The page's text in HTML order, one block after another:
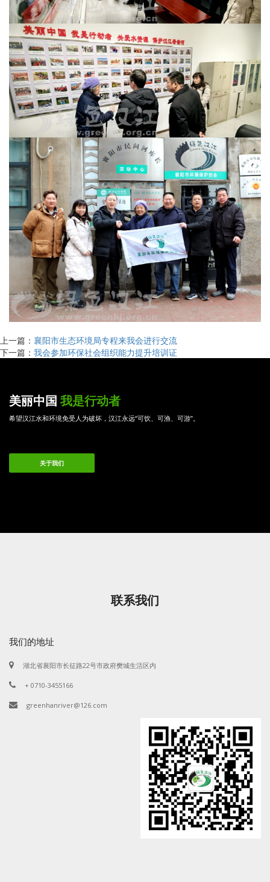
上一篇： 襄阳市生态环境局专程来我会进行交流
下一篇： 我会参加环保社会组织能力提升培训证
美丽中国 我是行动者
希望汉江水和环境免受人为破坏，汉江永远“可饮、可渔、可游”。
关于我们
联系我们
我们的地址
湖北省襄阳市长征路22号市政府樊城生活区内
+ 0710-3455166
greenhanriver@126.com